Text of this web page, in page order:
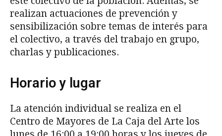
realizan actuaciones de prevención y
sensibilización sobre temas de interés para
el colectivo, a través del trabajo en grupo,
charlas y publicaciones.
Horario y lugar
La atención individual se realiza en el
Centro de Mayores de La Caja del Arte los